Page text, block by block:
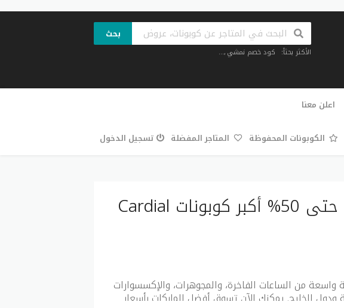
بحث
الأكثر بحثاً: كود خصم نمشي,...
تخطي
اعلن معنا
الكوبونات المحفوظة المتاجر المفضلة تسجيل الدخول
كود خصم كارديال 2026 خصم حتى 50% أكبر كوبونات Cardial
من الساعات الفاخرة، والمجوهرات، والإكسسوارات
ودول الخليج. يمكنك الآن تسوق أفضل الماركات بأسعار